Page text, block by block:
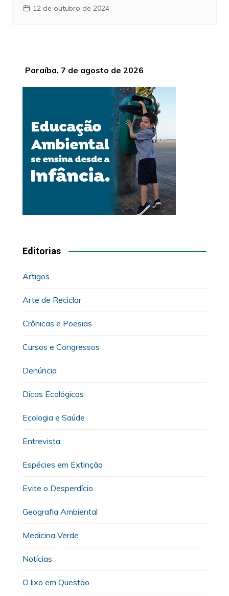
12 de outubro de 2024
Paraíba, 7 de agosto de 2026
Editorias
Artigos
Arte de Reciclar
Crônicas e Poesias
Cursos e Congressos
Denúncia
Dicas Ecológicas
Ecologia e Saúde
Entrevista
Espécies em Extinção
Evite o Desperdício
Geografia Ambiental
Medicina Verde
Notícias
O lixo em Questão